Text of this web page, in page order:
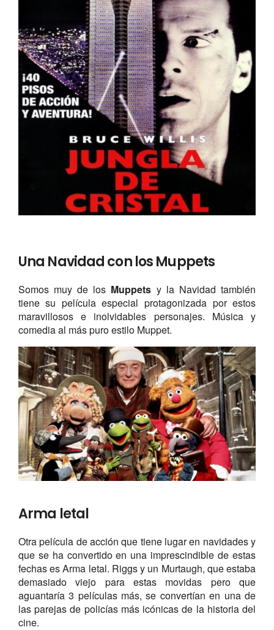
Una Navidad con los Muppets
Somos muy de los Muppets y la Navidad también
tiene su película especial protagonizada por estos
maravillosos e inolvidables personajes. Música y
comedia al más puro estilo Muppet.
Arma letal
Otra película de acción que tiene lugar en navidades y
que se ha convertido en una imprescindible de estas
fechas es Arma letal. Riggs y un Murtaugh, que estaba
demasiado viejo para estas movidas pero que
aguantaría 3 películas más, se convertían en una de
las parejas de policías más icónicas de la historia del
cine.